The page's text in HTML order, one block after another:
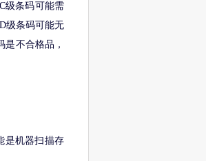
级条码可能需
级条码可能无
不合格品，
是机器扫描存